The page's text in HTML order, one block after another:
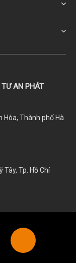
AN PHÁT
Hòa, Thành phố Hà
Tp. Hồ Chí